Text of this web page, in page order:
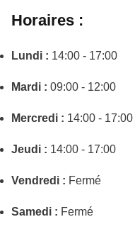
Horaires :
Lundi : 14:00 - 17:00
Mardi : 09:00 - 12:00
Mercredi : 14:00 - 17:00
Jeudi : 14:00 - 17:00
Vendredi : Fermé
Samedi : Fermé